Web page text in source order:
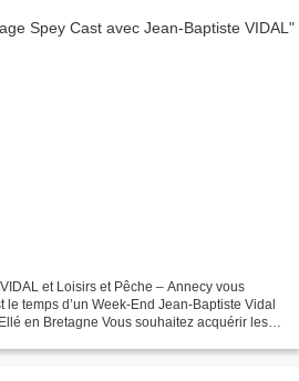
et Loisirs et Pêche – Annecy vous
temps d’un Week-End Jean-Baptiste Vidal
en Bretagne Vous souhaitez acquérir les